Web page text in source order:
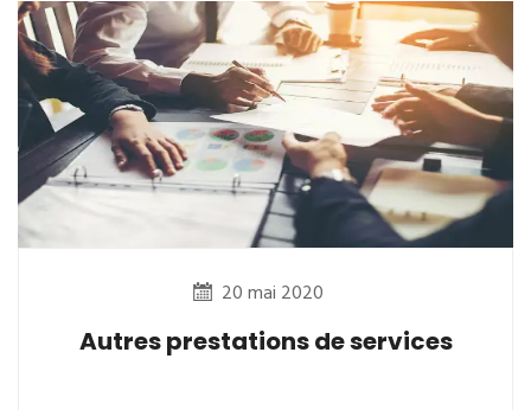
20 mai 2020
Autres prestations de services